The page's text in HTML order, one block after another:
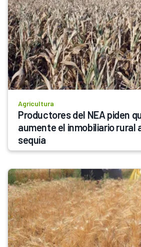
Agricultura
Productores del NEA piden
aumente el inmobiliario rural
sequía